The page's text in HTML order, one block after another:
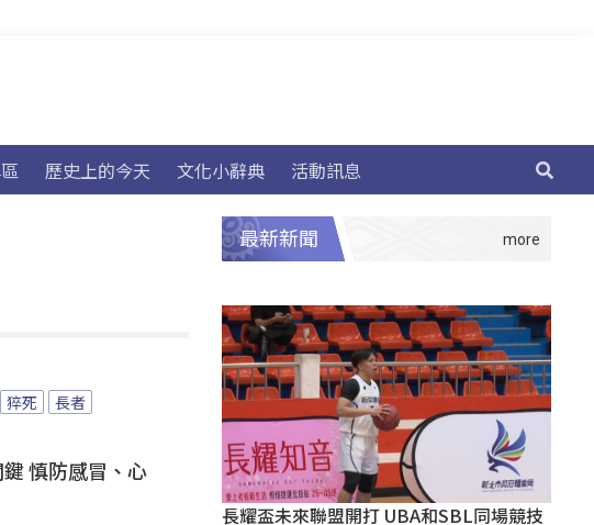
歷史上的今天 文化小辭典 活動訊息
猝死
長者
慎防感冒、心
最新新聞
長耀盃未來聯盟開打 UBA和SBL同場競技